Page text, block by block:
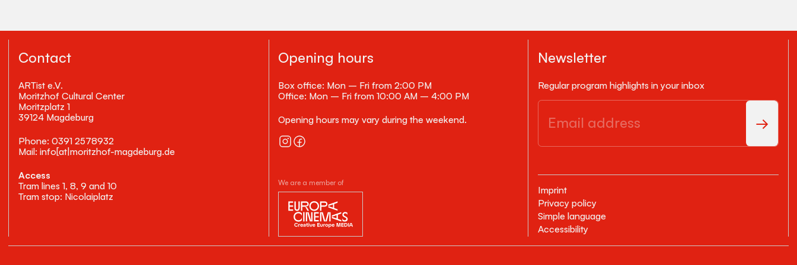
Contact
ARTist e.V.
Moritzhof Cultural Center
Moritzplatz 1
39124 Magdeburg
Phone: 0391 2578932
Mail: info[at|moritzhof-magdeburg.de
Access
Tram lines 1, 8, 9 and 10
Tram stop: Nicolaiplatz
Opening hours
Box office: Mon – Fri from 2:00 PM
Office: Mon – Fri from 10:00 AM – 4:00 PM
Opening hours may vary during the weekend.
We are a member of
Newsletter
Regular program highlights in your inbox
Imprint
Privacy policy
Simple language
Accessibility